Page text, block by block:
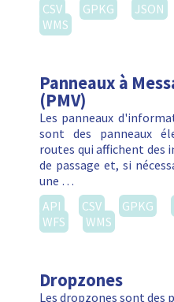
CSV
GPKG JSON
WMS
Panneaux à
(PMV)
Les panneaux
sont des panneaux
routes qui affichent des
de passage et, si
une …
API
CSV GPKG
WFS
WMS
Dropzones
Les dropzones sont des